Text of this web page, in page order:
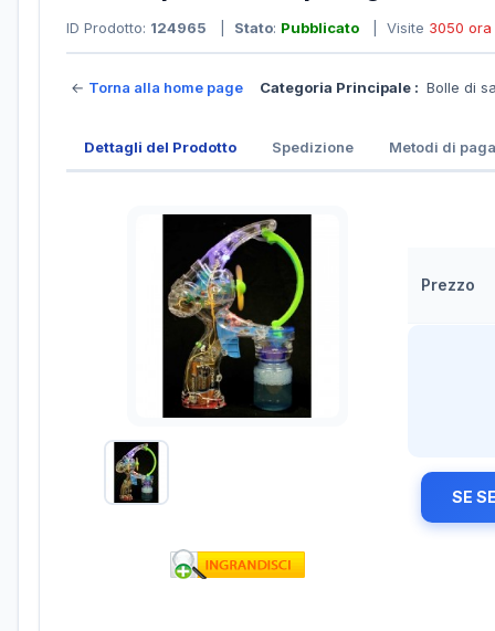
ID Prodotto: 124965 Stato: Pubblicato | Visite 3050 ora
← Torna alla home page Categoria Principale : Bolle di
Dettagli del Prodotto Spedizione Metodi di
Prezzo
SE